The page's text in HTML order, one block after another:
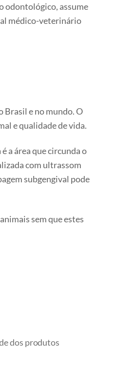
odontológico, assume
médico-veterinário
Brasil e no mundo. O
e qualidade de vida.
a área que circunda o
com ultrassom
subgengival pode
sem que estes
dos produtos